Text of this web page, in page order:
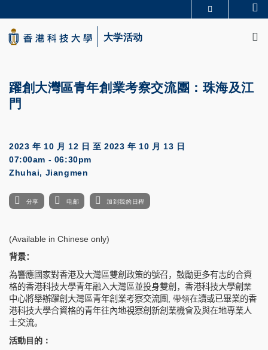
to
main
content
生活@科大
大学活动
躍創大灣區青年創業考察交流團：珠海及江
門
2023 年 10 月 12 日 至2023 年 10 月 13 日
07:00am - 06:30pm
Zhuhai, Jiangmen
分享 电邮 加到我的日程
(Available in Chinese only)
背景：
為響應國家對香港及大灣區雙創政策的號召，鼓勵更多有志的合資
格的香港科技大學青年融入大灣區並投身雙創，香港科技大學創業
中心將舉辦躍創大灣區青年創業考察交流團 帶領在讀或已畢業的香
港科技大學合資格的青年往內地視察創新創業機會及與在地專業人
士交流。
活動目的：